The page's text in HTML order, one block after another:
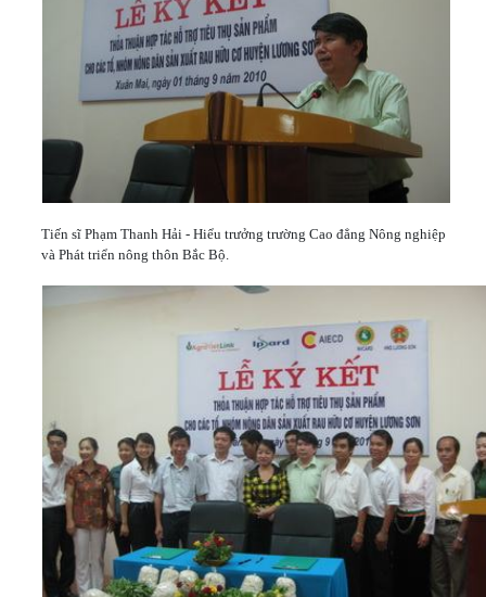
Tiến sĩ Phạm Thanh Hải - Hiểu trưởng trường Cao đẳng Nông nghiệp
và Phát triển nông thôn Bắc Bộ.